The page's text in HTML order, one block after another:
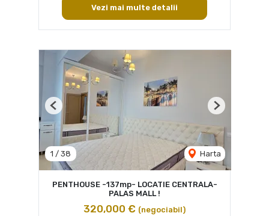
Vezi mai multe detalii
1 / 38 Harta
Previous Next
PENTHOUSE -137mp- LOCATIE CENTRALA-
PALAS MALL !
320,000 € (negociabil)